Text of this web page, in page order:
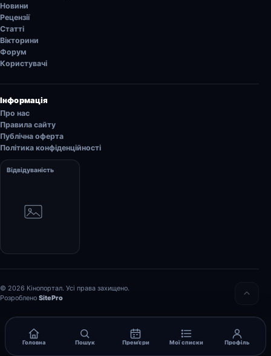
Головна Пошук Прем’єри Мої списки Профіль
Новини
Рецензії
Статті
Вікторини
Форум
Користувачі
Інформація
Про нас
Правила сайту
Публічна оферта
Політика конфіденційності
Відвідуваність
© 2026 Кінопортал. Усі права захищено.
Розроблено SitePro